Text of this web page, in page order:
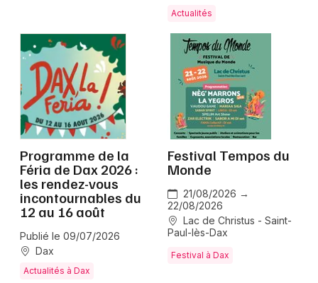
Sorties famille
Expos
Sorties & loisirs
Landes
Aquitaine
Nouvelle-Aquitaine
Toutes les villes
Actualités
Programme de la
Féria de Dax 2026 :
les rendez-vous
incontournables du
12 au 16 août
Publié le 09/07/2026
Dax
Actualités à Dax
Festival Tempos du
Monde
21/08/2026 →
22/08/2026
Lac de Christus - Saint-
Paul-lès-Dax
Festival à Dax